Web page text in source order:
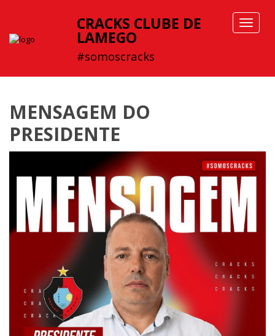
Toggle
CRACKS CLUBE DE
LAMEGO
#somoscracks
MENSAGEM DO
PRESIDENTE